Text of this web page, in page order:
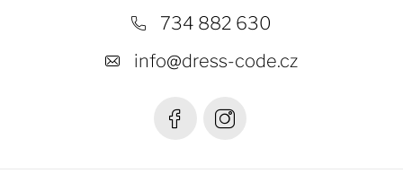
734 882 630
info@dress-code.cz